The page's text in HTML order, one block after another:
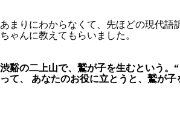
あまりにわからなくて、先ほどの現代語
ちゃんに教えてもらいました。
渋谿の二上山で、鷲が子を生むという。
って、 あなたのお役に立とうと、鷲が子